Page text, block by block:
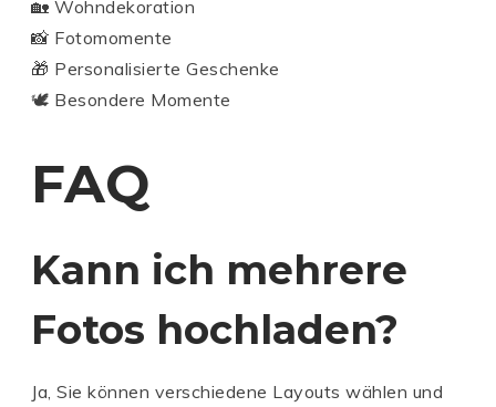
🏡 Wohndekoration
📸 Fotomomente
🎁 Personalisierte Geschenke
🕊️ Besondere Momente
FAQ
Kann ich mehrere
Fotos hochladen?
Ja, Sie können verschiedene Layouts wählen und